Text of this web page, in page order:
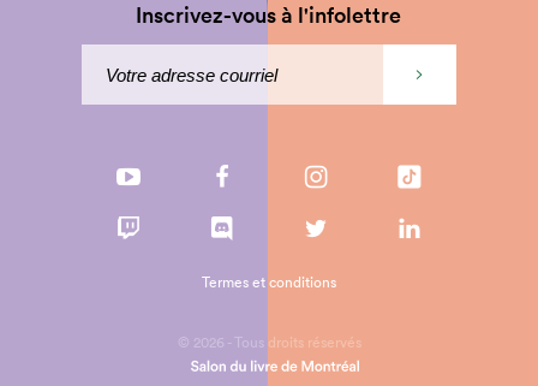
Inscrivez-vous à l'infolettre
© 2026 - Tous droits réservés
Termes et conditions